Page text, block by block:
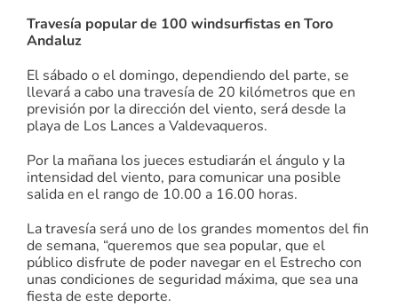
Travesía popular de 100 windsurfistas en Toro
Andaluz
El sábado o el domingo, dependiendo del parte, se
llevará a cabo una travesía de 20 kilómetros que en
previsión por la dirección del viento, será desde la
playa de Los Lances a Valdevaqueros.
Por la mañana los jueces estudiarán el ángulo y la
intensidad del viento, para comunicar una posible
salida en el rango de 10.00 a 16.00 horas.
La travesía será uno de los grandes momentos del fin
de semana, “queremos que sea popular, que el
público disfrute de poder navegar en el Estrecho con
unas condiciones de seguridad máxima, que sea una
fiesta de este deporte.